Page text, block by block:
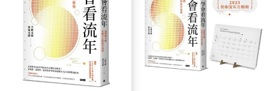
府，所以巨門的人會希望在家中受到重視，而這個需要得到重視
的堅持態度，往往會造成與家人的關係容易出問題，因此為何許
多書籍形容巨門星在命宮的人時，會說他內心總是有著一層不安
全感。這就是因為在紫微斗數中，十二宮是彼此連動的關係，宮
位不會單獨存在，你的個性不只是因為命宮是什麼星曜，而是十
二宮內的星曜一起來影響你，所以巨門星的不安其實有一部分來
自於對家的態度。但是換個角度，如果今天他選擇了一個好的居